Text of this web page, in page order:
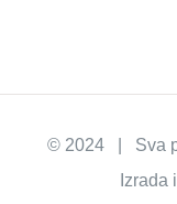
© 2024 | Sva
Izrada